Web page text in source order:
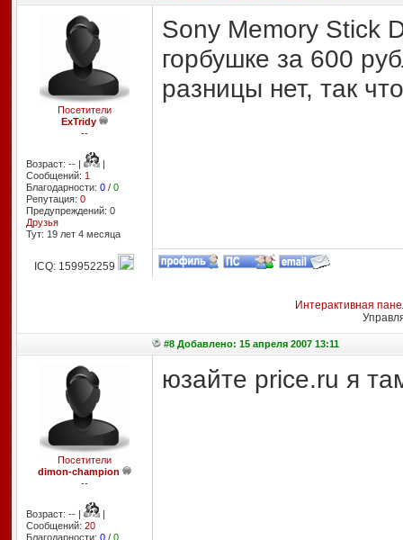
Посетители
ExTridy
--
Возраст: -- |
|
Сообщений: 1
Благодарности: 0/ 0
Репутация: 0
Предупреждений: 0
Друзья
Тут: 19 лет 4 месяцa
Sony Memory Stick
горбушке за 600
разницы нет, так
ICQ: 159952259
Интерактивная
#8 Добавлено: 15 апреля 2007 13:11
Посетители
dimon-champion
--
Возраст: -- |
|
Сообщений: 20
Благодарности: 0/ 0
юзайте price.ru я